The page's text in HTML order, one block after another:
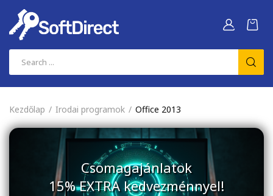
Kezdőlap Irodai programok Office 2013
Csomagajánlatok
15% EXTRA kedvezménnyel!